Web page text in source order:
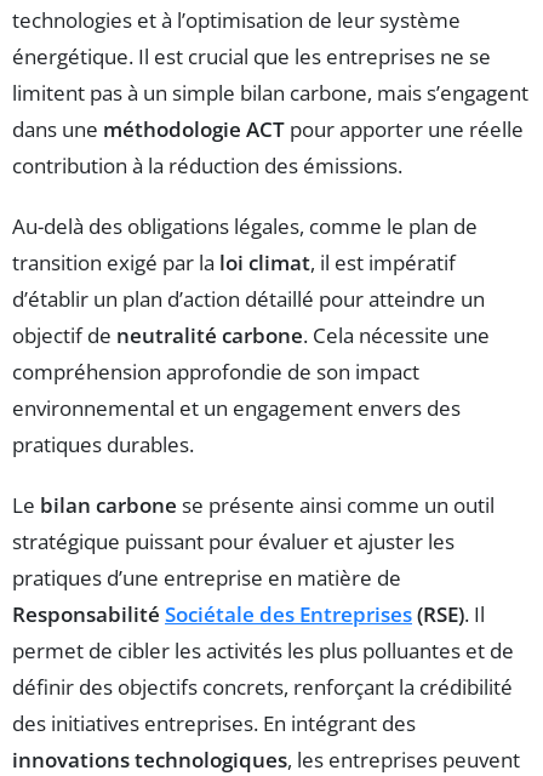
technologies et à l’optimisation de leur système
énergétique. Il est crucial que les entreprises ne se
limitent pas à un simple bilan carbone, mais s’engagent
dans une méthodologie ACT pour apporter une réelle
contribution à la réduction des émissions.
Au-delà des obligations légales, comme le plan de
transition exigé par la loi climat, il est impératif
d’établir un plan d’action détaillé pour atteindre un
objectif de neutralité carbone. Cela nécessite une
compréhension approfondie de son impact
environnemental et un engagement envers des
pratiques durables.
Le bilan carbone se présente ainsi comme un outil
stratégique puissant pour évaluer et ajuster les
pratiques d’une entreprise en matière de
Responsabilité Sociétale des Entreprises(RSE). Il
permet de cibler les activités les plus polluantes et de
définir des objectifs concrets, renforçant la crédibilité
des initiatives entreprises. En intégrant des
innovations technologiques, les entreprises peuvent